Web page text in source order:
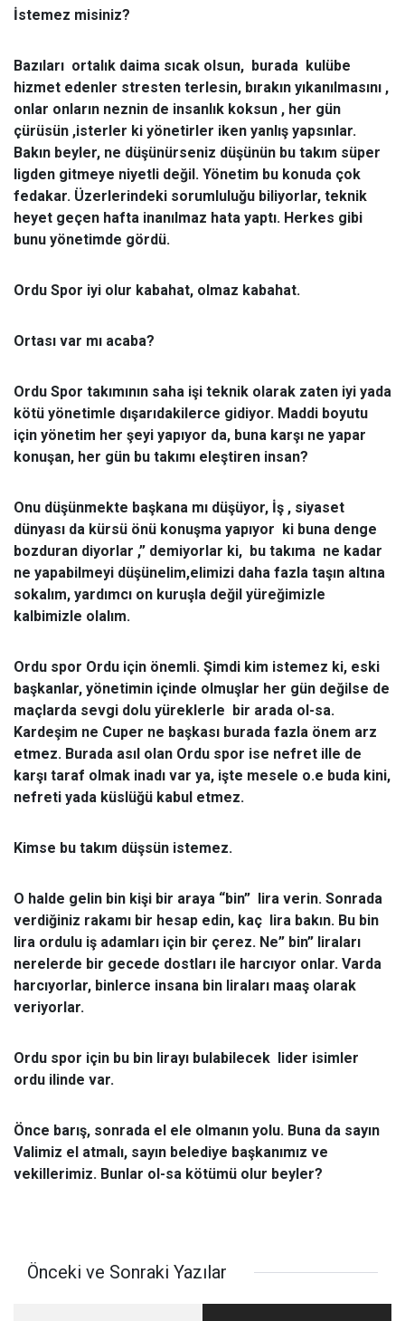
İstemez misiniz?
Bazıları ortalık daima sıcak olsun, burada kulübe
hizmet edenler stresten terlesin, bırakın yıkanılmasını ,
onlar onların neznin de insanlık koksun , her gün
çürüsün ,isterler ki yönetirler iken yanlış yapsınlar.
Bakın beyler, ne düşünürseniz düşünün bu takım süper
ligden gitmeye niyetli değil. Yönetim bu konuda çok
fedakar. Üzerlerindeki sorumluluğu biliyorlar, teknik
heyet geçen hafta inanılmaz hata yaptı. Herkes gibi
bunu yönetimde gördü.
Ordu Spor iyi olur kabahat, olmaz kabahat.
Ortası var mı acaba?
Ordu Spor takımının saha işi teknik olarak zaten iyi yada
kötü yönetimle dışarıdakilerce gidiyor. Maddi boyutu
için yönetim her şeyi yapıyor da, buna karşı ne yapar
konuşan, her gün bu takımı eleştiren insan?
Onu düşünmekte başkana mı düşüyor, İş , siyaset
dünyası da kürsü önü konuşma yapıyor ki buna denge
bozduran diyorlar ,” demiyorlar ki, bu takıma ne kadar
ne yapabilmeyi düşünelim,elimizi daha fazla taşın altına
sokalım, yardımcı on kuruşla değil yüreğimizle
kalbimizle olalım.
Ordu spor Ordu için önemli. Şimdi kim istemez ki, eski
başkanlar, yönetimin içinde olmuşlar her gün değilse de
maçlarda sevgi dolu yüreklerle bir arada ol-sa.
Kardeşim ne Cuper ne başkası burada fazla önem arz
etmez. Burada asıl olan Ordu spor ise nefret ille de
karşı taraf olmak inadı var ya, işte mesele o.e buda kini,
nefreti yada küslüğü kabul etmez.
Kimse bu takım düşsün istemez.
O halde gelin bin kişi bir araya “bin” lira verin. Sonrada
verdiğiniz rakamı bir hesap edin, kaç lira bakın. Bu bin
lira ordulu iş adamları için bir çerez. Ne” bin” liraları
nerelerde bir gecede dostları ile harcıyor onlar. Varda
harcıyorlar, binlerce insana bin liraları maaş olarak
veriyorlar.
Ordu spor için bu bin lirayı bulabilecek lider isimler
ordu ilinde var.
Önce barış, sonrada el ele olmanın yolu. Buna da sayın
Valimiz el atmalı, sayın belediye başkanımız ve
vekillerimiz. Bunlar ol-sa kötümü olur beyler?
Önceki ve Sonraki Yazılar